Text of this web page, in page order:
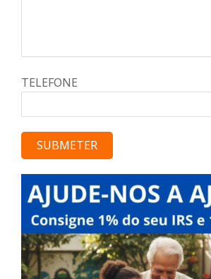
TELEFONE